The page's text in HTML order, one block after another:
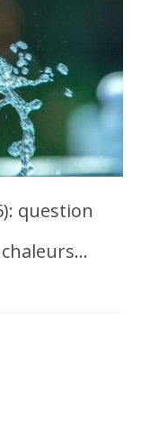
question